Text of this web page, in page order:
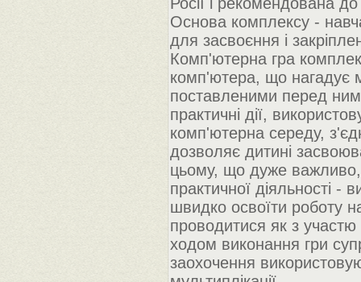
Основа комплексу -
для засвоєння і
Комп'ютерна гра
комп'ютера, що нагадує
поставленими перед
практичні дії,
комп'ютерна середу,
дозволяє дитині
цьому, що дуже важливо,
практичної діяльності
швидко освоїти роботу
проводитися як з
ходом виконання гри
заохочення